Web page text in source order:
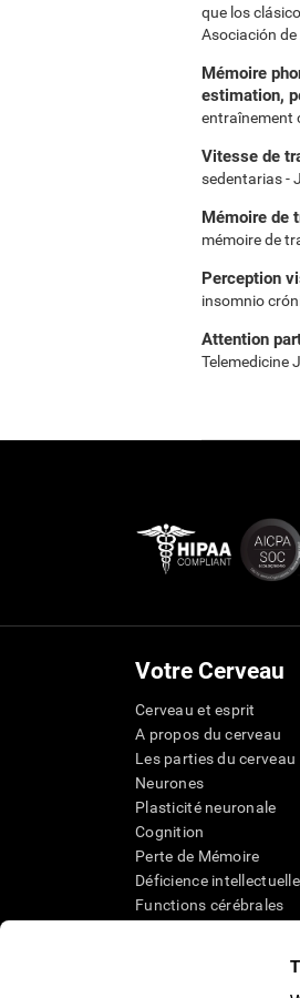
que los
Asociación de
Mémoire
estimation,
entraînement
Vitesse de
sedentarias -
Mémoire de
mémoire de
Perception
insomnio
Attention
Telemedicine
Votre Cerveau
Cerveau et esprit
A propos du cerveau
Les parties du cerveau
Neurones
Plasticité neuronale
Cognition
Perte de Mémoire
Déficience intellectuelle
Functions cérébrales